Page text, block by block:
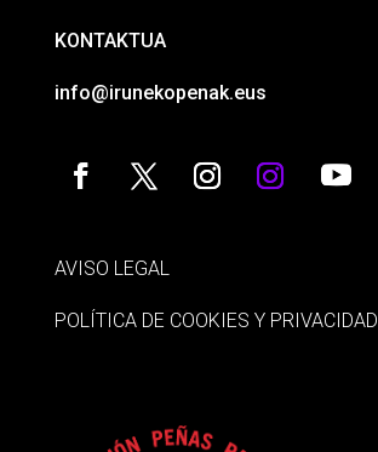
KONTAKTUA
info@irunekopenak.eus
AVISO LEGAL
POLÍTICA DE COOKIES Y PRIVACIDAD